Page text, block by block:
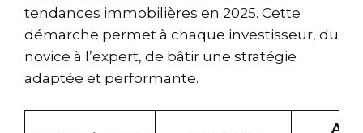
tendances immobilières en 2025. Cette
démarche permet à chaque investisseur, du
novice à l’expert, de bâtir une stratégie
adaptée et performante.